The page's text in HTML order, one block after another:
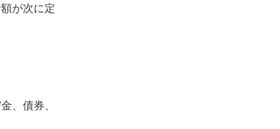
が次に定
、債券、